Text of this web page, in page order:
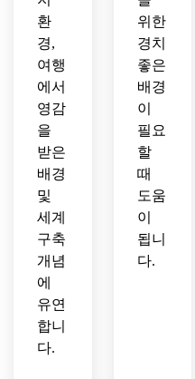
환
경,
여행
에서
영감
을
받은
배경
및
세계
구축
개념
에
유연
합니
다.
위한
경치
좋은
배경
이
필요
할
때
도움
이
됩니
다.